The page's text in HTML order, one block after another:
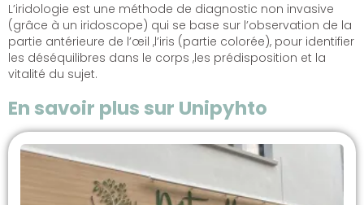
L’iridologie est une méthode de diagnostic non invasive
(grâce à un iridoscope) qui se base sur l’observation de la
partie antérieure de l’œil ,l’iris (partie colorée), pour identifier
les déséquilibres dans le corps ,les prédisposition et la
vitalité du sujet.
En savoir plus sur Unipyhto